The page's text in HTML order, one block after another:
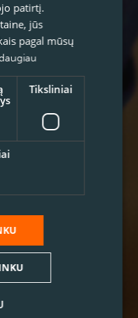
patirtį.
jūs
pagal mūsų
Tiksliniai